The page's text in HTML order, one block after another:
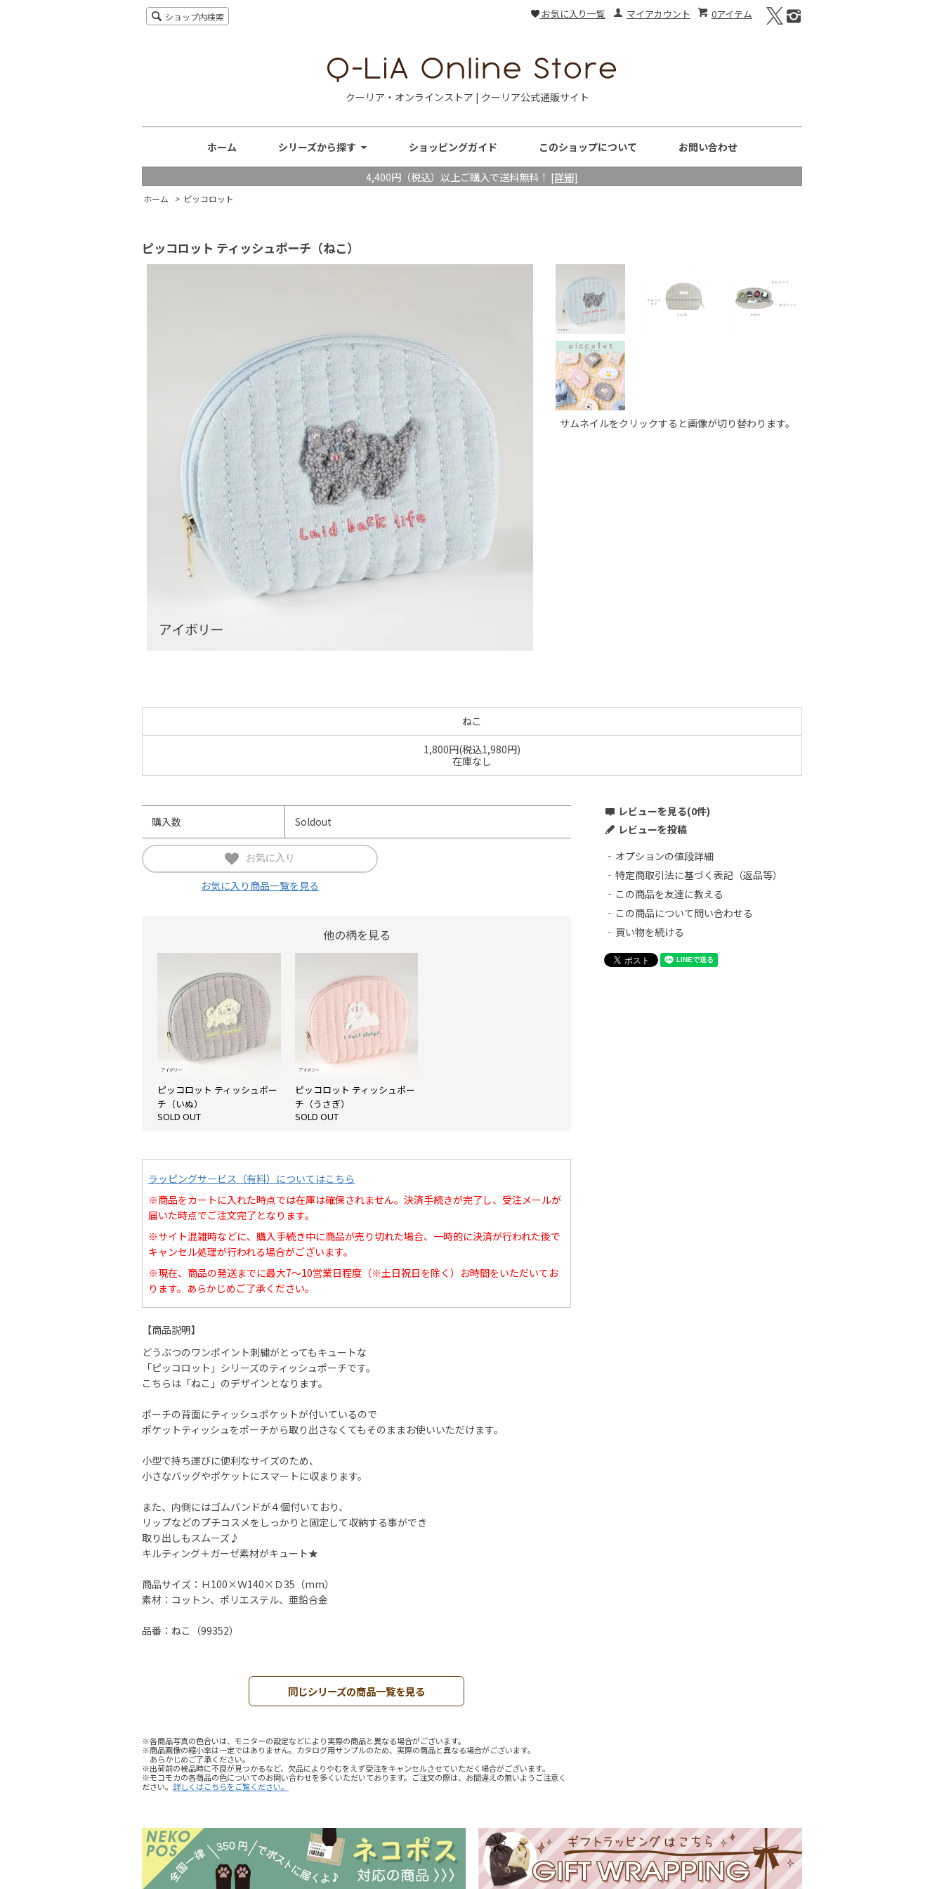
0アイテム
マイアカウント
お気に入り一覧
ショップ内検索
クーリア・オンラインストア | クーリア公式通販サイト
ホーム シリーズから探す ショッピングガイド このショップについて お問い合わせ
4,400円（税込）以上ご購入で送料無料！ [詳細]
ホーム > ピッコロット
ピッコロット ティッシュポーチ（ねこ）
サムネイルをクリックすると画像が切り替わります。
ねこ
1,800円(税込1,980円)
在庫なし
購入数 Soldout
お気に入り
お気に入り商品一覧を見る
他の柄を見る
ピッコロット ティッシュポー
チ（いぬ）
SOLD OUT
ピッコロット ティッシュポー
チ（うさぎ）
SOLD OUT
ラッピングサービス（有料）についてはこちら
※商品をカートに入れた時点では在庫は確保されません。決済手続きが完了し、受注メールが
届いた時点でご注文完了となります。
※サイト混雑時などに、購入手続き中に商品が売り切れた場合、一時的に決済が行われた後で
キャンセル処理が行われる場合がございます。
※現在、商品の発送までに最大7～10営業日程度（※土日祝日を除く）お時間をいただいてお
ります。あらかじめご了承ください。
【商品説明】
どうぶつのワンポイント刺繍がとってもキュートな
「ピッコロット」シリーズのティッシュポーチです。
こちらは「ねこ」のデザインとなります。
ポーチの背面にティッシュポケットが付いているので
ポケットティッシュをポーチから取り出さなくてもそのままお使いいただけます。
小型で持ち運びに便利なサイズのため、
小さなバッグやポケットにスマートに収まります。
また、内側にはゴムバンドが４個付いており、
リップなどのプチコスメをしっかりと固定して収納する事ができ
取り出しもスムーズ♪
キルティング＋ガーゼ素材がキュート★
商品サイズ：Ｈ100×Ｗ140×Ｄ35（mm）
素材：コットン、ポリエステル、亜鉛合金
品番：ねこ（99352）
同じシリーズの商品一覧を見る
※各商品写真の色合いは、モニターの設定などにより実際の商品と異なる場合がございます。
※商品画像の縮小率は一定ではありません。カタログ用サンプルのため、実際の商品と異なる場合がございます。
あらかじめご了承ください。
※出荷前の検品時に不良が見つかるなど、欠品によりやむをえず受注をキャンセルさせていただく場合がございます。
※モコモカの各商品の色についてのお問い合わせを多くいただいております。ご注文の際は、お間違えの無いようご注意く
ださい。 詳しくはこちらをご覧ください。
レビューを見る(0件)
レビューを投稿
オプションの値段詳細
特定商取引法に基づく表記（返品等）
この商品を友達に教える
この商品について問い合わせる
買い物を続ける